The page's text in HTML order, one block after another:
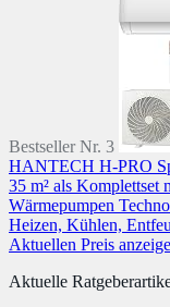
Bestseller Nr. 3
HANTECH H-PRO
35 m² als
Wärmepumpen
Heizen, Kühlen,
Aktuellen Preis
Aktuelle